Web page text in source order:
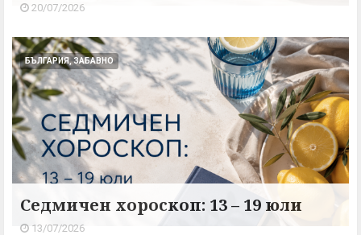
20/07/2026
БЪЛГАРИЯ, ЗАБАВНО
Седмичен хороскоп: 13 – 19 юли
13/07/2026